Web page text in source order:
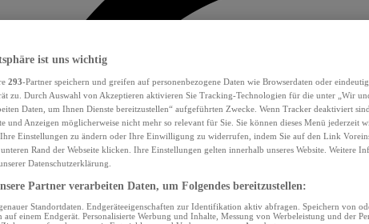
ist uns wichtig
293-Partner speichern und greifen auf personenbezogene Daten wie Browserdaten oder
zu. Durch Auswahl von Akzeptieren aktivieren Sie Tracking-Technologien für die unter „Wir
Daten, um Ihnen Dienste bereitzustellen“ aufgeführten Zwecke. Wenn Tracker deaktiviert
und Anzeigen möglicherweise nicht mehr so relevant für Sie. Sie können dieses Menü jederzeit
Einstellungen zu ändern oder Ihre Einwilligung zu widerrufen, indem Sie auf den Link
Rand der Webseite klicken. Ihre Einstellungen gelten innerhalb unseres Website. Weitere
Datenschutzerklärung.
Partner verarbeiten Daten, um Folgendes bereitzustellen:
Standortdaten. Endgeräteeigenschaften zur Identifikation aktiv abfragen. Speichern von
einem Endgerät. Personalisierte Werbung und Inhalte, Messung von Werbeleistung und der